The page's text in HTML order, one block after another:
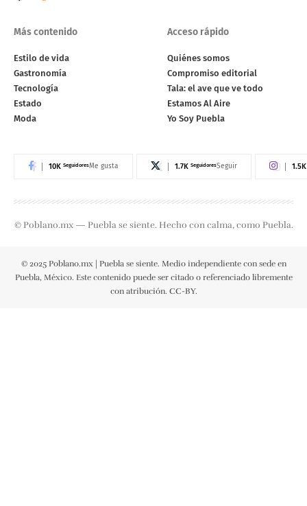
Más contenido
Estilo de vida
Gastronomía
Tecnología
Estado
Moda
Acceso rápido
Quiénes somos
Compromiso editorial
Tala: el ave que ve todo
Estamos Al Aire
Yo Soy Puebla
10K SeguidoresMe gusta 1.7K SeguidoresSeguir 1.5K
© Poblano.mx — Puebla se siente. Hecho con calma, como Puebla.
© 2025 Poblano.mx | Puebla se siente. Medio independiente con sede en
Puebla, México. Este contenido puede ser citado o referenciado libremente
con atribución. CC-BY.